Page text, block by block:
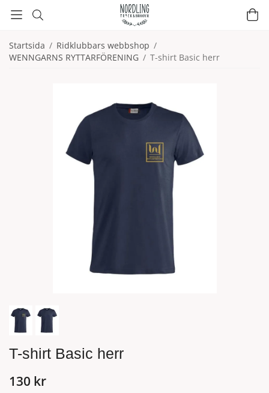
Startsida / Ridklubbars webbshop /
WENNGARNS RYTTARFÖRENING / T-shirt Basic herr
T-shirt Basic herr
130 kr